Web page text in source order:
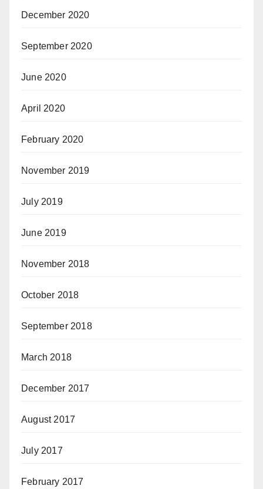
December 2020
September 2020
June 2020
April 2020
February 2020
November 2019
July 2019
June 2019
November 2018
October 2018
September 2018
March 2018
December 2017
August 2017
July 2017
February 2017